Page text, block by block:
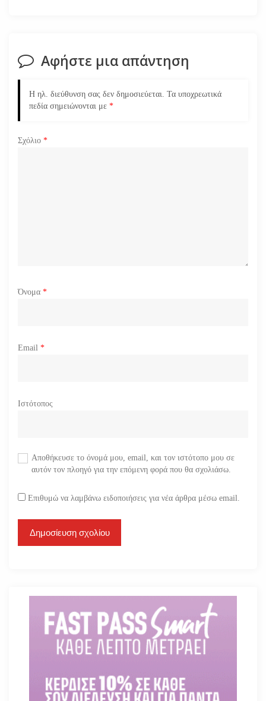
ά
ρ
ρ
Αφήστε μια απάντηση
Η ηλ. διεύθυνση σας δεν δημοσιεύεται. Τα υποχρεωτικά
πεδία σημειώνονται με *
Σχόλιο *
Όνομα *
Email *
Ιστότοπος
Αποθήκευσε το όνομά μου, email, και τον ιστότοπο μου σε
αυτόν τον πλοηγό για την επόμενη φορά που θα σχολιάσω.
Επιθυμώ να λαμβάνω ειδοποιήσεις για νέα άρθρα μέσω email.